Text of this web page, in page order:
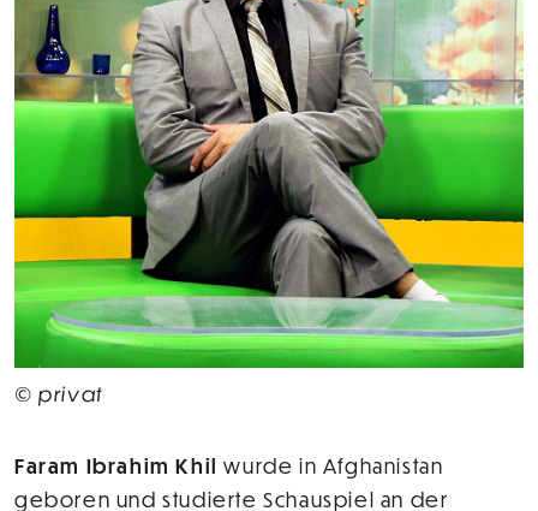
© privat
Faram Ibrahim Khil wurde in Afghanistan
geboren und studierte Schauspiel an der